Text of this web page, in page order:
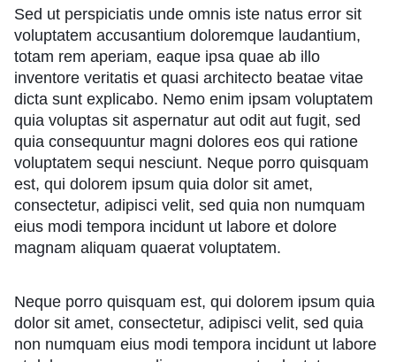
Sed ut perspiciatis unde omnis iste natus error sit
voluptatem accusantium doloremque laudantium,
totam rem aperiam, eaque ipsa quae ab illo
inventore veritatis et quasi architecto beatae vitae
dicta sunt explicabo. Nemo enim ipsam voluptatem
quia voluptas sit aspernatur aut odit aut fugit, sed
quia consequuntur magni dolores eos qui ratione
voluptatem sequi nesciunt. Neque porro quisquam
est, qui dolorem ipsum quia dolor sit amet,
consectetur, adipisci velit, sed quia non numquam
eius modi tempora incidunt ut labore et dolore
magnam aliquam quaerat voluptatem.
Neque porro quisquam est, qui dolorem ipsum quia
dolor sit amet, consectetur, adipisci velit, sed quia
non numquam eius modi tempora incidunt ut labore